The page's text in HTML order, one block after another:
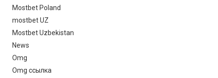
Mostbet Poland
mostbet UZ
Mostbet Uzbekistan
News
Omg
Omg ссылка